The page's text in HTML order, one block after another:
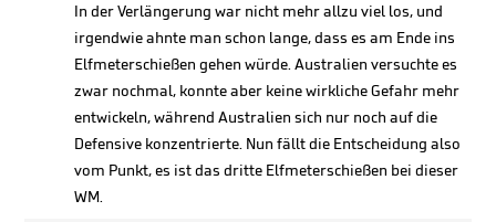
In der Verlängerung war nicht mehr allzu viel los, und
irgendwie ahnte man schon lange, dass es am Ende ins
Elfmeterschießen gehen würde. Australien versuchte es
zwar nochmal, konnte aber keine wirkliche Gefahr mehr
entwickeln, während Australien sich nur noch auf die
Defensive konzentrierte. Nun fällt die Entscheidung also
vom Punkt, es ist das dritte Elfmeterschießen bei dieser
WM.